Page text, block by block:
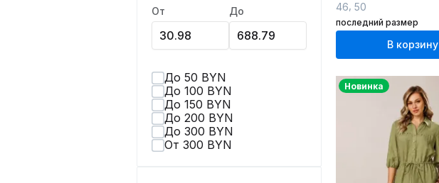
От До
До 50 BYN
До 100 BYN
До 150 BYN
До 200 BYN
До 300 BYN
От 300 BYN
46 50
последний размер
В корзину
Новинка